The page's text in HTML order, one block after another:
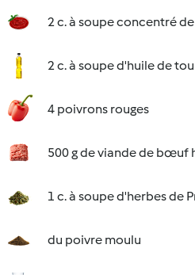
2 c. à soupe concentré
2 c. à soupe d'huile de
4 poivrons rouges
500 g de viande de bœuf
1 c. à soupe d'herbes de
du poivre moulu